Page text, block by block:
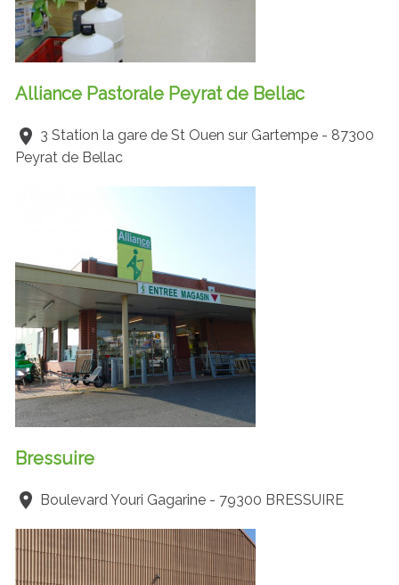
Alliance Pastorale Peyrat de Bellac
3 Station la gare de St Ouen sur Gartempe - 87300
Peyrat de Bellac
Bressuire
Boulevard Youri Gagarine - 79300 BRESSUIRE